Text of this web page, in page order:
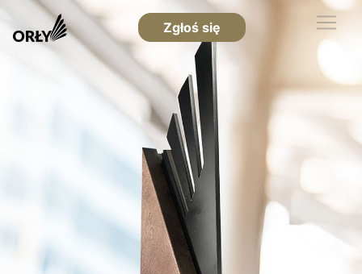
Zgłoś się